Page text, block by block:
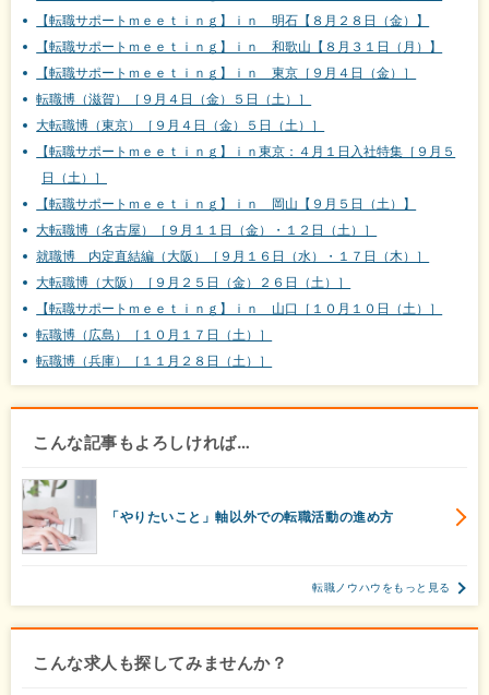
【転職サポートｍｅｅｔｉｎｇ】ｉｎ 明石【８月２８日（金）】
【転職サポートｍｅｅｔｉｎｇ】ｉｎ 和歌山【８月３１日（月）】
【転職サポートｍｅｅｔｉｎｇ】ｉｎ 東京［９月４日（金）］
転職博（滋賀）［９月４日（金）５日（土）］
大転職博（東京）［９月４日（金）５日（土）］
【転職サポートｍｅｅｔｉｎｇ】ｉｎ東京：４月１日入社特集［９月５
日（土）］
【転職サポートｍｅｅｔｉｎｇ】ｉｎ 岡山【９月５日（土）】
大転職博（名古屋）［９月１１日（金）・１２日（土）］
就職博 内定直結編（大阪）［９月１６日（水）・１７日（木）］
大転職博（大阪）［９月２５日（金）２６日（土）］
【転職サポートｍｅｅｔｉｎｇ】ｉｎ 山口［１０月１０日（土）］
転職博（広島）［１０月１７日（土）］
転職博（兵庫）［１１月２８日（土）］
こんな記事もよろしければ…
「やりたいこと」軸以外での転職活動の進め方
転職ノウハウをもっと見る
こんな求人も探してみませんか？